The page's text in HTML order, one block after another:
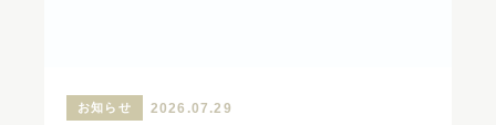
お知らせ 2026.07.29